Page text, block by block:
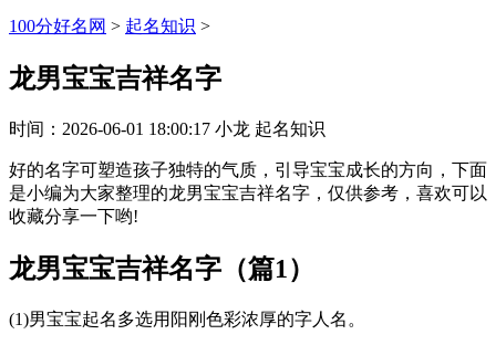
100分好名网 > 起名知识 >
龙男宝宝吉祥名字
时间： 2026-06-01 18:00:17 小龙 起名知识
好的名字可塑造孩子独特的气质，引导宝宝成长的方向，下面
是小编为大家整理的龙男宝宝吉祥名字，仅供参考，喜欢可以
收藏分享一下哟!
龙男宝宝吉祥名字（篇1）
(1)男宝宝起名多选用阳刚色彩浓厚的字人名。